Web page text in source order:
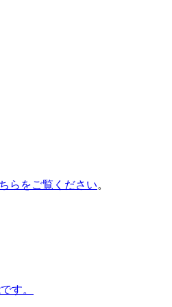
らをご覧ください。
す。